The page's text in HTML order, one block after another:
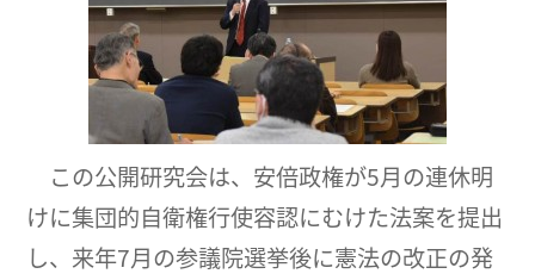
この公開研究会は、安倍政権が5月の連休明
けに集団的自衛権行使容認にむけた法案を提出
し、来年7月の参議院選挙後に憲法の改正の発